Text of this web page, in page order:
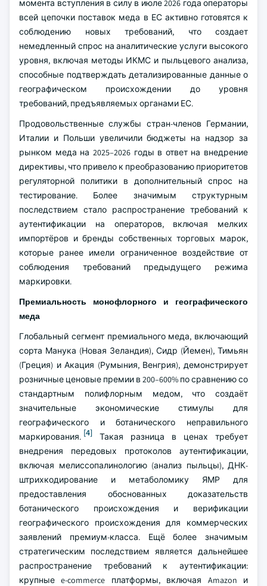
момента вступления в силу в июле 2026 года операторы
всей цепочки поставок меда в ЕС активно готовятся к
соблюдению новых требований, что создает
немедленный спрос на аналитические услуги высокого
уровня, включая методы ИКМС и пыльцевого анализа,
способные подтверждать детализированные данные о
географическом происхождении до уровня
требований, предъявляемых органами ЕС.
Продовольственные службы стран-членов Германии,
Италии и Польши увеличили бюджеты на надзор за
рынком меда на 2025–2026 годы в ответ на внедрение
директивы, что привело к преобразованию приоритетов
регуляторной политики в дополнительный спрос на
тестирование. Более значимым структурным
последствием стало распространение требований к
аутентификации на операторов, включая мелких
импортёров и бренды собственных торговых марок,
которые ранее имели ограниченное воздействие от
соблюдения требований предыдущего режима
маркировки.
Премиальность монофлорного и географического
меда
Глобальный сегмент премиального меда, включающий
сорта Манука (Новая Зеландия), Сидр (Йемен), Тимьян
(Греция) и Акация (Румыния, Венгрия), демонстрирует
розничные ценовые премии в 200–600% по сравнению со
стандартным полифлорным медом, что создаёт
значительные экономические стимулы для
географического и ботанического неправильного
маркирования. [4] Такая разница в ценах требует
внедрения передовых протоколов аутентификации,
включая мелиссопалинологию (анализ пыльцы), ДНК-
штрихкодирование и метаболомику ЯМР для
предоставления обоснованных доказательств
ботанического происхождения и верификации
географического происхождения для коммерческих
заявлений премиум-класса. Ещё более значимым
стратегическим последствием является дальнейшее
распространение требований к аутентификации:
крупные e-commerce платформы, включая Amazon и